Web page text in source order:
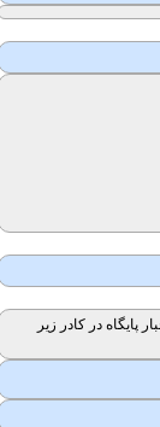
در کادر زیر